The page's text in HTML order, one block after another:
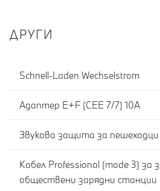
ДРУГИ
Schnell-Laden Wechselstrom
Адаптер E+F (CEE 7/7) 10A
Звукова защита за пешеходци
Кабел Professional (mode 3) за
обществени зарядни станции